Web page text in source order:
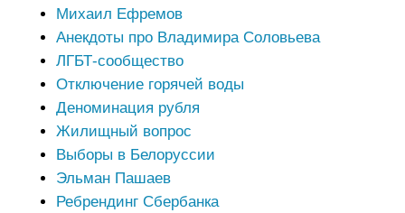
Михаил Ефремов
Анекдоты про Владимира Соловьева
ЛГБТ-сообщество
Отключение горячей воды
Деноминация рубля
Жилищный вопрос
Выборы в Белоруссии
Эльман Пашаев
Ребрендинг Сбербанка